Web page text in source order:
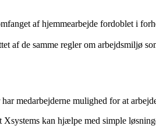
af hjemmearbejde fordoblet i
af de samme regler om arbejdsmiljø
medarbejderne mulighed for at
Xsystems kan hjælpe med simple